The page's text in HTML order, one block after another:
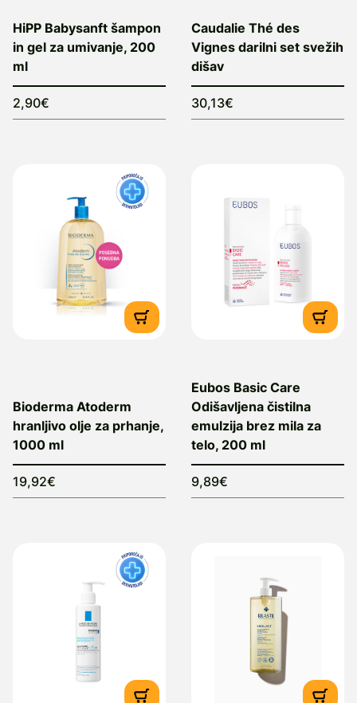
HiPP Babysanft šampon
in gel za umivanje, 200
ml
2,90€
Caudalie Thé des
Vignes darilni set svežih
dišav
30,13€
Bioderma Atoderm
hranljivo olje za prhanje,
1000 ml
19,92€
Eubos Basic Care
Odišavljena čistilna
emulzija brez mila za
telo, 200 ml
9,89€